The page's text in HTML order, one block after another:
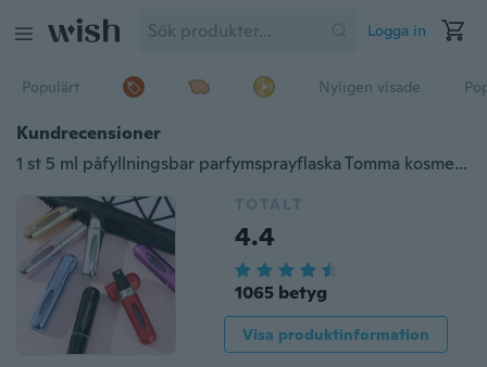
Logga in
Populärt Nyligen visade
Kundrecensioner
1 st 5 ml påfyllningsbar parfymsprayflaska Tomma kosmetiska förvaringsflaskor Bärbar Resa liten behållare Aluminium
TOTALT
4.4
1065 betyg
Visa produktinformation